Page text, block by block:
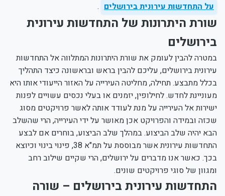
על התחדשות עירונית בירושלים .
שורת היתרונות של התחדשות עירונית
בירושלים
במטרה להבין לעומק את שורת היתרונות המתלווה אל התחדשות
עירונית בירושלים, עליכם להבין בראש ובראשונה כיצד התהליך
בכלל מתבצע. תחילה, מחליטה העירייה על האזור הייעודי אותו היא
מעוניינת לחדש. לחילופין, יזמנים או בעלי נכסים עשויים לפנות
ישירות אל העירייה על מנת לעודד אותה לאשר פרויקטים מסוג
שכזה ובמידה והפרויקט אכן מאושר על ידי העירייה, הרי שהשלב
הבא יהיה שלב הביצוע. במהלך שלב הביצוע, בוחרים אם לבצע
התחדשות עירונית אשר מבוססת על תמ"א 38, פינוי בינוי וכיוצא
בכך. כאשר אנו מדברים על ירושלים, הרי שקיים שילוב רחב
ומגוון של סוגי פרויקטים שונים.
התחדשות עירונית בירושלים – שורה